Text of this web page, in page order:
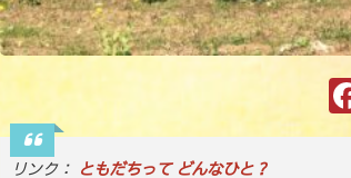
リンク： ともだちって どんなひと？